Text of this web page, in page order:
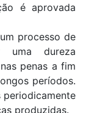
é aprovada
processo de
uma dureza
penas a fim
períodos.
periodicamente
produzidas.